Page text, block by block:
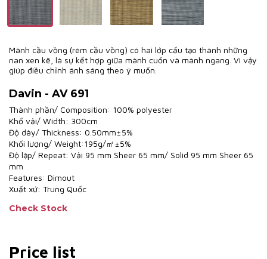
Mành cầu vồng (rèm cầu vồng) có hai lớp cấu tạo thành những
nan xen kẽ, là sự kết hợp giữa mành cuốn và mành ngang. Vì vậy
giúp điều chỉnh ánh sáng theo ý muốn.
Davin - AV 691
Thành phần/ Composition: 100% polyester
Khổ vải/ Width: 300cm
Độ dày/ Thickness: 0.50mm±5%
Khối lượng/ Weight:195g/㎡±5%
Độ lặp/ Repeat: Vải 95 mm Sheer 65 mm/ Solid 95 mm Sheer 65
mm
Features: Dimout
Xuất xứ: Trung Quốc
Check Stock
Price list